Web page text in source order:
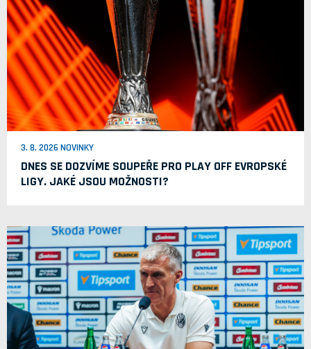
3. 8. 2026 NOVINKY
DNES SE DOZVÍME SOUPEŘE PRO PLAY OFF EVROPSKÉ
LIGY. JAKÉ JSOU MOŽNOSTI?